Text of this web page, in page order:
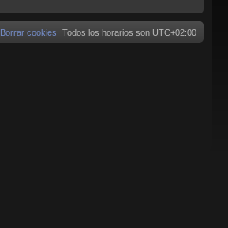
Todos los horarios son UTC+02:00
Borrar cookies